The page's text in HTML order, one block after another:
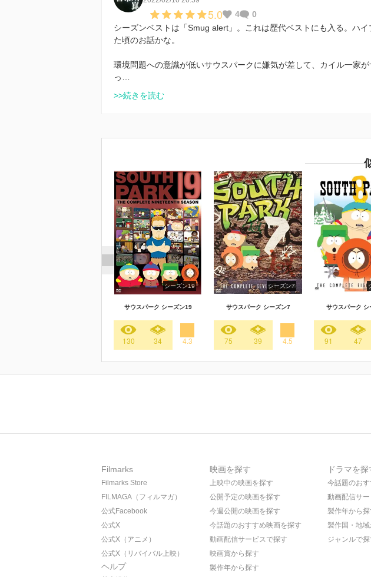
5.0 4
0
シーズンベストは「Smug alert」。これは歴代ベストにも入る。ハ
た頃のお話かな。
環境問題への意識が低いサウスパークに嫌気が差して、カイル一家
っ…
>>続きを読む
シーズン19
サウスパーク シーズン19
130 34 4.3
シーズン7
サウスパーク シーズン7
75 39 4.5
サウスパーク シ
91 47
Filmarks
Filmarks Store
FILMAGA（フィルマガ）
公式Facebook
公式X
公式X（アニメ）
公式X（リバイバル上映）
ヘルプ
映画を探す
上映中の映画を探す
公開予定の映画を探す
今週公開の映画を探す
今話題のおすすめ映画を探す
動画配信サービスで探す
映画賞から探す
製作年から探す
ドラマを探
今話題のお
動画配信サ
製作年から探
製作国・地
ジャンルで探